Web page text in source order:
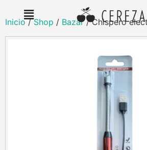
Inicio/Shop / Bazar/ Chispero